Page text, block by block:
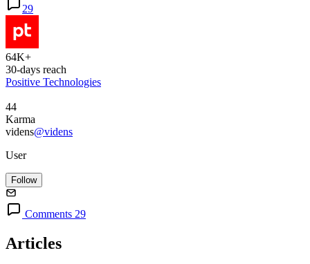
29
64K+
30-days reach
Positive Technologies
44
Karma
videns@videns
User
Follow
Comments 29
Articles